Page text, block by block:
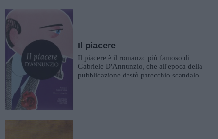
Il piacere
Il piacere è il romanzo più famoso di
Gabriele D'Annunzio, che all'epoca della
pubblicazione destò parecchio scandalo.